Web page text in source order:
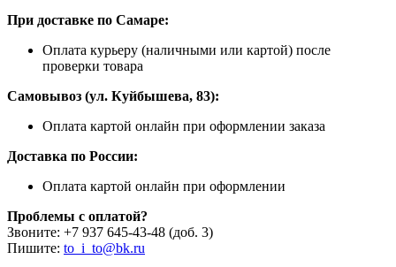
При доставке по Самаре:
Оплата курьеру (наличными или картой) после
проверки товара
Самовывоз (ул. Куйбышева, 83):
Оплата картой онлайн при оформлении заказа
Доставка по России:
Оплата картой онлайн при оформлении
Проблемы с оплатой?
Звоните: +7 937 645-43-48 (доб. 3)
Пишите: to_i_to@bk.ru